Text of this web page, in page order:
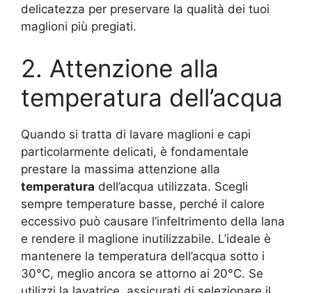
delicatezza per preservare la qualità dei tuoi
maglioni più pregiati.
2. Attenzione alla
temperatura dell’acqua
Quando si tratta di lavare maglioni e capi
particolarmente delicati, è fondamentale
prestare la massima attenzione alla
temperatura dell’acqua utilizzata. Scegli
sempre temperature basse, perché il calore
eccessivo può causare l’infeltrimento della lana
e rendere il maglione inutilizzabile. L’ideale è
mantenere la temperatura dell’acqua sotto i
30°C, meglio ancora se attorno ai 20°C. Se